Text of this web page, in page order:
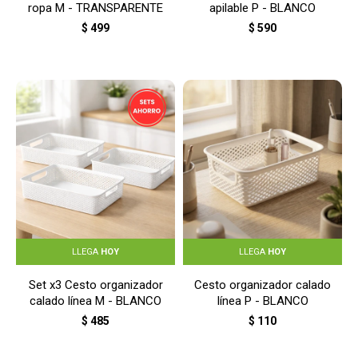
ropa M - TRANSPARENTE
$ 499
apilable P - BLANCO
$ 590
LLEGA HOY
Set x3 Cesto organizador
calado línea M - BLANCO
$ 485
LLEGA HOY
Cesto organizador calado
línea P - BLANCO
$ 110